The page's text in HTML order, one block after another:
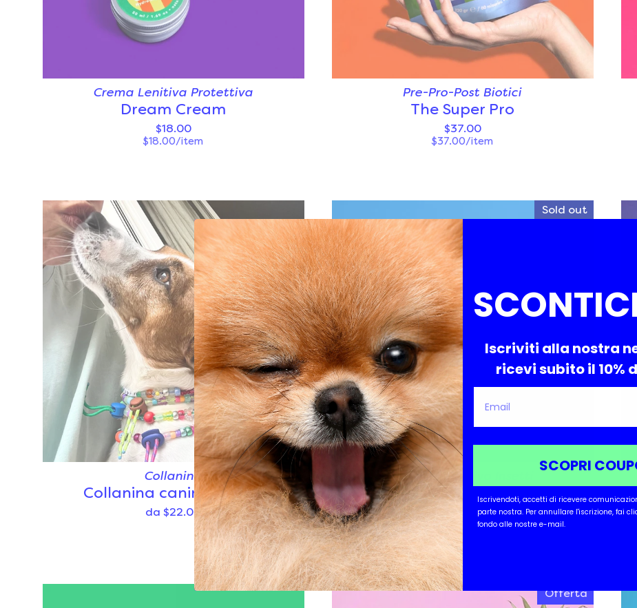
Crema Lenitiva Protettiva
Dream Cream
$18.00
$18.00/item
Pre-Pro-Post Biotici
The Super Pro
$37.00
$37.00/item
Collanina
Collanina canina carina
da $22.00
Sold out
Spray Protettivo Insetti
Bye Bye Buzz
$18.00
$18.00/item
Offerta
Iscriviti alla nostra
ricevi subito il 10%
SCOPRI
Iscrivendoti, accetti di ricevere
parte nostra. Per annullare l'iscrizione, fai
fondo alle nostre e-mail.